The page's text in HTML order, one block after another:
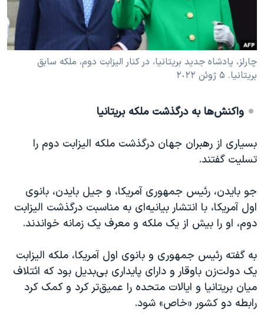
چارلز، پادشاه جدید بریتانیا، در کنار الیزابت دوم، ملکه سابق
بریتانیا. ۵ ژوئن ٢٠٢٢
واکنش‌ها به درگذشت ملکه بریتانیا
بسیاری از رهبران جهان درگذشت ملکه الیزابت دوم را
تسلیت گفتند.
جو بایدن، رئیس جمهوری آمریکا، و جیل بایدن، بانوی
اول آمریکا، با انتشار بیانیه‌ای به مناسبت درگذشت الیزابت
دوم، او را بیش از یک ملکه و معرف یک زمانه خواندند.
به گفته رئیس جمهوری و بانوی اول آمریکا، ملکه الیزابت
یک دولت‌زن باوقار و دارای پایداری بی‌بدیل بود که ائتلاف
میان بریتانیا و ایالات متحده را عمیق‌تر کرد و کمک کرد
رابطه دو کشور «خاص» شود.